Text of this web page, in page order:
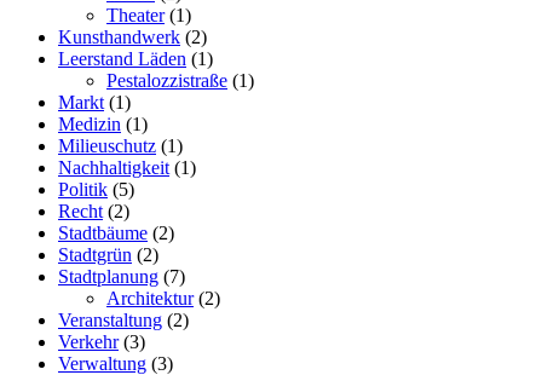
Theater(1)
Kunsthandwerk (2)
Leerstand Läden (1)
Pestalozzistraße (1)
Markt (1)
Medizin (1)
Milieuschutz (1)
Nachhaltigkeit (1)
Politik (5)
Recht (2)
Stadtbäume (2)
Stadtgrün (2)
Stadtplanung (7)
Architektur(2)
Veranstaltung (2)
Verkehr(3)
Verwaltung (3)